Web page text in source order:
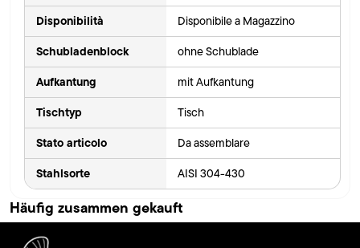
Disponibilità Disponibile a Magazzino
Schubladenblock ohne Schublade
Aufkantung mit Aufkantung
Tischtyp Tisch
Stato articolo Da assemblare
Stahlsorte AISI 304-430
Häufig zusammen gekauft